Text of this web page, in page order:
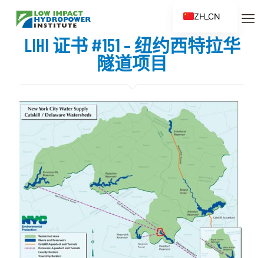
LIHI 证书 #151 – 纽约西特拉华
隧道项目
ZH_CN
EN
ES